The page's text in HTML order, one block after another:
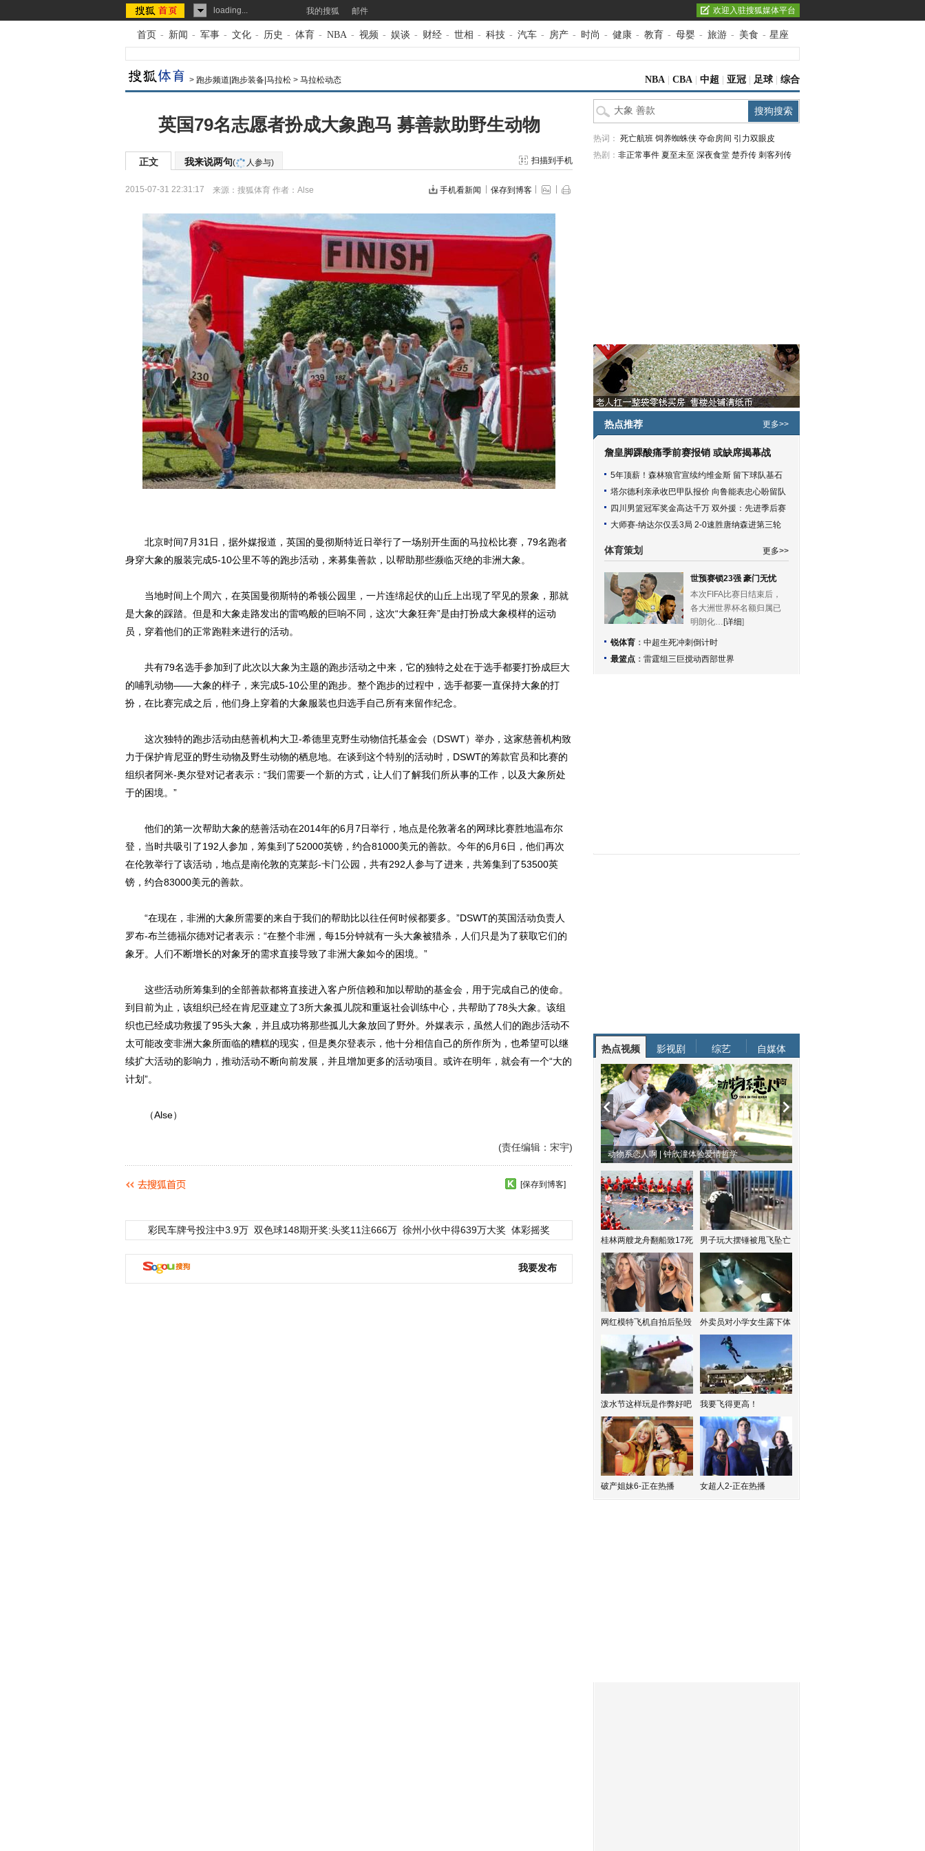
loading... 我的搜狐 邮件 欢迎入驻搜狐媒体平台
首页 - 新闻 - 军事 - 文化 - 历史 - 体育 - NBA - 视频 - 娱谈 - 财经 - 世相 - 科技 - 汽车 - 房产 - 时尚 - 健康 - 教育 - 母婴 - 旅游 - 美食 - 星座
> 跑步频道|跑步装备|马拉松 > 马拉松动态 NBA CBA 中超 亚冠 足球 综合
英国79名志愿者扮成大象跑马 募善款助野生动物
正文 我来说两句( 人参与) 扫描到手机
2015-07-31 22:31:17 来源： 搜狐体育 作者：Alse 手机看新闻 保存到博客
北京时间7月31日，据外媒报道，英国的曼彻斯特近日举行了一场别开生面的马拉松比赛，79名跑者
身穿大象的服装完成5-10公里不等的跑步活动，来募集善款，以帮助那些濒临灭绝的非洲大象。
当地时间上个周六，在英国曼彻斯特的希顿公园里，一片连绵起伏的山丘上出现了罕见的景象，那就
是大象的踩踏。但是和大象走路发出的雷鸣般的巨响不同，这次“大象狂奔”是由打扮成大象模样的运动
员，穿着他们的正常跑鞋来进行的活动。
共有79名选手参加到了此次以大象为主题的跑步活动之中来，它的独特之处在于选手都要打扮成巨大
的哺乳动物——大象的样子，来完成5-10公里的跑步。整个跑步的过程中，选手都要一直保持大象的打
扮，在比赛完成之后，他们身上穿着的大象服装也归选手自己所有来留作纪念。
这次独特的跑步活动由慈善机构大卫-希德里克野生动物信托基金会（DSWT）举办，这家慈善机构致
力于保护肯尼亚的野生动物及野生动物的栖息地。在谈到这个特别的活动时，DSWT的筹款官员和比赛的
组织者阿米-奥尔登对记者表示：“我们需要一个新的方式，让人们了解我们所从事的工作，以及大象所处
于的困境。”
他们的第一次帮助大象的慈善活动在2014年的6月7日举行，地点是伦敦著名的网球比赛胜地温布尔
登，当时共吸引了192人参加，筹集到了52000英镑，约合81000美元的善款。今年的6月6日，他们再次
在伦敦举行了该活动，地点是南伦敦的克莱彭-卡门公园，共有292人参与了进来，共筹集到了53500英
镑，约合83000美元的善款。
“在现在，非洲的大象所需要的来自于我们的帮助比以往任何时候都要多。”DSWT的英国活动负责人
罗布-布兰德福尔德对记者表示：“在整个非洲，每15分钟就有一头大象被猎杀，人们只是为了获取它们的
象牙。人们不断增长的对象牙的需求直接导致了非洲大象如今的困境。”
这些活动所筹集到的全部善款都将直接进入客户所信赖和加以帮助的基金会，用于完成自己的使命。
到目前为止，该组织已经在肯尼亚建立了3所大象孤儿院和重返社会训练中心，共帮助了78头大象。该组
织也已经成功救援了95头大象，并且成功将那些孤儿大象放回了野外。外媒表示，虽然人们的跑步活动不
太可能改变非洲大象所面临的糟糕的现实，但是奥尔登表示，他十分相信自己的所作所为，也希望可以继
续扩大活动的影响力，推动活动不断向前发展，并且增加更多的活动项目。或许在明年，就会有一个“大的
计划”。
（Alse）
(责任编辑：宋宇)
[保存到博客]
彩民车牌号投注中3.9万 双色球148期开奖:头奖11注666万 徐州小伙中得639万大奖 体彩摇奖
我要发布
热词： 死亡航班 饲养蜘蛛侠 夺命房间 引力双眼皮
热剧： 非正常事件 夏至未至 深夜食堂 楚乔传 刺客列传
热点推荐 更多>>
詹皇脚踝酸痛季前赛报销 或缺席揭幕战
5年顶薪！森林狼官宣续约维金斯 留下球队基石
塔尔德利亲承收巴甲队报价 向鲁能表忠心盼留队
四川男篮冠军奖金高达千万 双外援：先进季后赛
大师赛-纳达尔仅丢3局 2-0速胜唐纳森进第三轮
体育策划 更多>>
世预赛锁23强 豪门无忧
本次FIFA比赛日结束后，
各大洲世界杯名额归属已
明朗化… [详细]
锐体育 ： 中超生死冲刺倒计时
最篮点 ： 雷霆组三巨搅动西部世界
热点视频 影视剧 综艺 自媒体
动物系恋人啊 | 钟欣潼体验爱情哲学
桂林两艘龙舟翻船致17死 男子玩大摆锤被甩飞坠亡
网红模特飞机自拍后坠毁 外卖员对小学女生露下体
泼水节这样玩是作弊好吧 我要飞得更高！
破产姐妹6-正在热播 女超人2-正在热播